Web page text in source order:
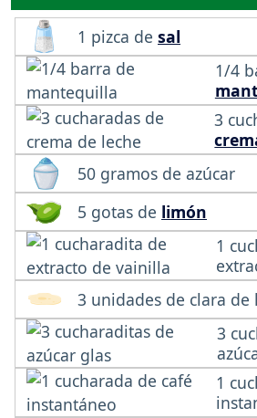
1 pizca de sal
1/4
3
50 gramos de azúcar
5 gotas de limón
1
3 unidades de clara de
3
1